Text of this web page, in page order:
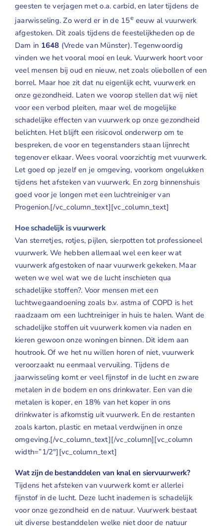
Contact
geesten te verjagen met o.a. carbid, en later tijdens de
jaarwisseling. Zo werd er in de 15e eeuw al vuurwerk
afgestoken. Dit zoals tijdens de feestelijkheden op de
Dam in 1648 (Vrede van Münster). Tegenwoordig
vinden we het vooral mooi en leuk. Vuurwerk hoort voor
veel mensen bij oud en nieuw, net zoals oliebollen of een
borrel. Maar hoe zit dat nu eigenlijk echt, vuurwerk en
onze gezondheid. Laten we voorop stellen dat wij niet
voor een verbod pleiten, maar wel de mogelijke
schadelijke effecten van vuurwerk op onze gezondheid
belichten. Het blijft een risicovol onderwerp om te
bespreken, de voor en tegenstanders staan lijnrecht
tegenover elkaar. Wees vooral voorzichtig met vuurwerk.
Let goed op jezelf en je omgeving, voorkom ongelukken
tijdens het afsteken van vuurwerk. En zorg binnenshuis
goed voor je longen met een luchtreiniger van
Progenion.[/vc_column_text][vc_column_text]
Hoe schadelijk is vuurwerk
Van sterretjes, rotjes, pijlen, sierpotten tot professioneel
vuurwerk. We hebben allemaal wel een keer wat
vuurwerk afgestoken of naar vuurwerk gekeken. Maar
weten we wel wat we de lucht inschieten qua
schadelijke stoffen?. Voor mensen met een
luchtwegaandoening zoals b.v. astma of COPD is het
raadzaam om een luchtreinigerin huis te halen. Want de
schadelijke stoffen uit vuurwerk komen via naden en
kieren gewoon onze woningen binnen. Dit idem aan
houtrook. Of we het nu willen horen of niet, vuurwerk
veroorzaakt nu eenmaal vervuiling. Tijdens de
jaarwisseling komt er veel fijnstof in de lucht en zware
metalen in de bodem en ons drinkwater. Een van die
metalen is koper, en 18% van het koper in ons
drinkwater is afkomstig uit vuurwerk. En de restanten
zoals karton, plastic en metaal verdwijnen in onze
omgeving.[/vc_column_text][/vc_column][vc_column
width=”1/2″][vc_column_text]
Wat zijn de bestanddelen van knal en siervuurwerk?
Tijdens het afsteken van vuurwerk komt er allerlei
fijnstof in de lucht. Deze lucht inademen is schadelijk
voor onze gezondheid en de natuur. Vuurwerk bestaat
uit diverse bestanddelen welke niet door de natuur